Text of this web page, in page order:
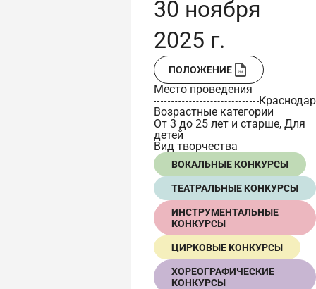
30 ноября
2025 г.
ПОЛОЖЕНИЕ
Место проведения
Краснодар
Возрастные категории
От 3 до 25 лет и старше, Для
детей
Вид творчества
ВОКАЛЬНЫЕ КОНКУРСЫ
ТЕАТРАЛЬНЫЕ КОНКУРСЫ
ИНСТРУМЕНТАЛЬНЫЕ
КОНКУРСЫ
ЦИРКОВЫЕ КОНКУРСЫ
ХОРЕОГРАФИЧЕСКИЕ
КОНКУРСЫ